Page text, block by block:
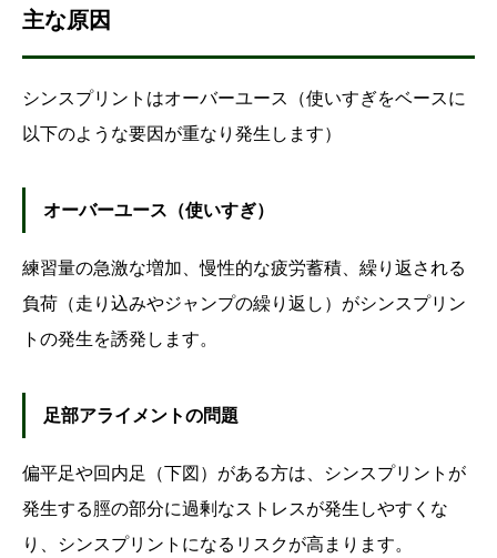
主な原因
シンスプリントはオーバーユース（使いすぎをベースに
以下のような要因が重なり発生します）
オーバーユース（使いすぎ）
練習量の急激な増加、慢性的な疲労蓄積、繰り返される
負荷（走り込みやジャンプの繰り返し）がシンスプリン
トの発生を誘発します。
足部アライメントの問題
偏平足や回内足（下図）がある方は、シンスプリントが
発生する脛の部分に過剰なストレスが発生しやすくな
り、シンスプリントになるリスクが高まります。